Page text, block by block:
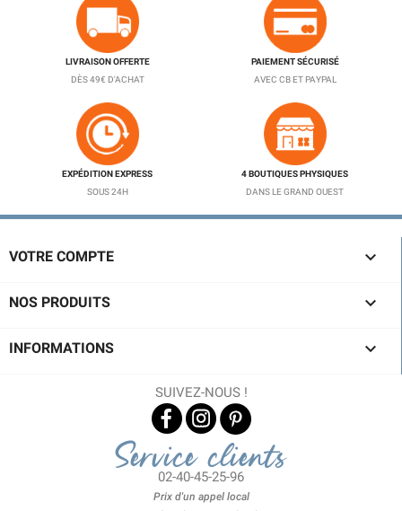
LIVRAISON OFFERTE
DÈS 49€ D'ACHAT
PAIEMENT SÉCURISÉ
AVEC CB ET PAYPAL
EXPÉDITION EXPRESS
SOUS 24H
4 BOUTIQUES PHYSIQUES
DANS LE GRAND OUEST
VOTRE COMPTE 
NOS PRODUITS 
INFORMATIONS 
SUIVEZ-NOUS !
Service clients
02-40-45-25-96
Prix d'un appel local